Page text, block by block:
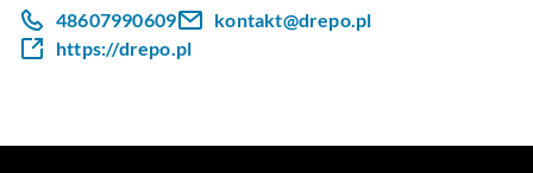
48607990609
kontakt@drepo.pl
https://drepo.pl